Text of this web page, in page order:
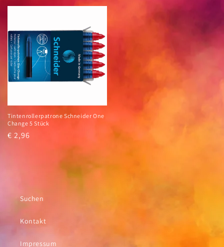
Tintenrollerpatrone Schneider One
Change 5 Stück
Normaler
€ 2,96
Suchen
Kontakt
Impressum